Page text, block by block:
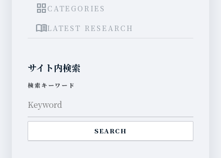
grid_view CATEGORIES
menu_bookLATEST RESEARCH
サイト内検索
検索キーワード
SEARCH